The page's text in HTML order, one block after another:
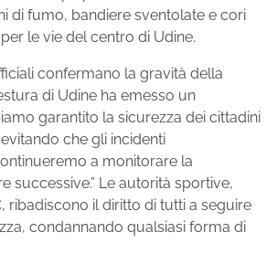
di fumo, bandiere sventolate e cori
le vie del centro di Udine.
confermano la gravità della
di Udine ha emesso un
garantito la sicurezza dei cittadini
che gli incidenti
a monitorare la
successive.” Le autorità sportive,
ribadiscono il diritto di tutti a seguire
condannando qualsiasi forma di